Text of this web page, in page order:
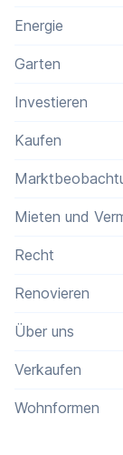
Energie
Garten
Investieren
Kaufen
Mieten und
Recht
Renovieren
Über uns
Verkaufen
Wohnformen